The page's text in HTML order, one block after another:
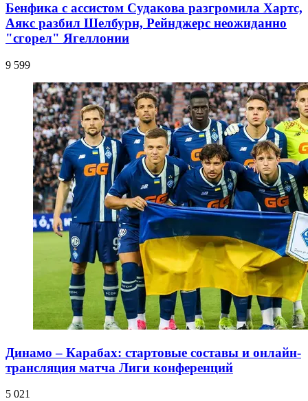
Бенфика с ассистом Судакова разгромила Хартс,
Аякс разбил Шелбурн, Рейнджерс неожиданно
"сгорел" Ягеллонии
9 599
Динамо – Карабах: стартовые составы и онлайн-
трансляция матча Лиги конференций
5 021